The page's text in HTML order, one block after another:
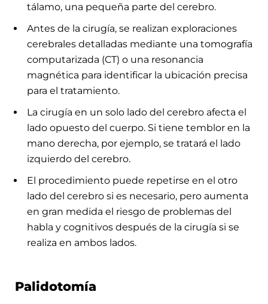
tálamo, una pequeña parte del cerebro.
Antes de la cirugía, se realizan exploraciones
cerebrales detalladas mediante una tomografía
computarizada (CT) o una resonancia
magnética para identificar la ubicación precisa
para el tratamiento.
La cirugía en un solo lado del cerebro afecta el
lado opuesto del cuerpo. Si tiene temblor en la
mano derecha, por ejemplo, se tratará el lado
izquierdo del cerebro.
El procedimiento puede repetirse en el otro
lado del cerebro si es necesario, pero aumenta
en gran medida el riesgo de problemas del
habla y cognitivos después de la cirugía si se
realiza en ambos lados.
Palidotomía